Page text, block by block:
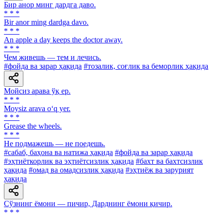
Бир анор минг дардга даво.
* * *
Bir anor ming dardga davo.
* * *
An apple a day keeps the doctor away.
* * *
Чем живешь — тем и лечись.
#фойда ва зарар ҳақида #тозалик, соғлик ва беморлик ҳақида
Мойсиз арава ўқ ер.
* * *
Moysiz arava o‘q yer.
* * *
Grease the wheels.
* * *
He подмажешь — не поедешь.
#сабаб, баҳона ва натижа ҳақида #фойда ва зарар ҳақида
#эҳтиёткорлик ва эҳтиётсизлик ҳақида #бахт ва бахтсизлик
ҳақида #омад ва омадсизлик ҳақида #эҳтиёж ва зарурият
ҳақида
Сўзнинг ёмони — пичир, Дарднинг ёмони қичир.